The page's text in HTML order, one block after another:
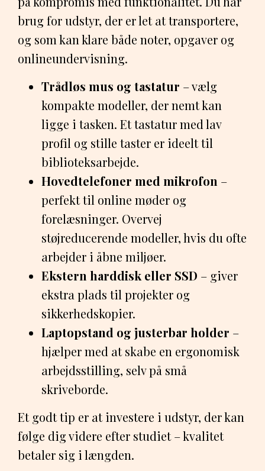
brug for udstyr, der er let at transportere,
og som kan klare både noter, opgaver og
onlineundervisning.
Trådløs mus og tastatur – vælg
kompakte modeller, der nemt kan
ligge i tasken. Et tastatur med lav
profil og stille taster er ideelt til
biblioteksarbejde.
Hovedtelefoner med mikrofon –
perfekt til online møder og
forelæsninger. Overvej
støjreducerende modeller, hvis du ofte
arbejder i åbne miljøer.
Ekstern harddisk eller SSD – giver
ekstra plads til projekter og
sikkerhedskopier.
Laptopstand og justerbar holder –
hjælper med at skabe en ergonomisk
arbejdsstilling, selv på små
skriveborde.
Et godt tip er at investere i udstyr, der kan
følge dig videre efter studiet – kvalitet
betaler sig i længden.